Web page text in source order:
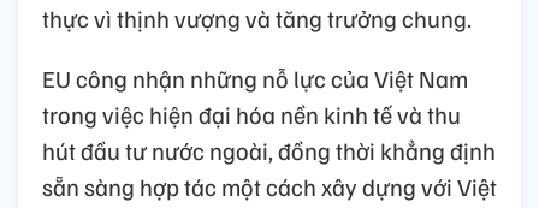
thực vì thịnh vượng và tăng trưởng chung.
EU công nhận những nỗ lực của Việt Nam
trong việc hiện đại hóa nền kinh tế và thu
hút đầu tư nước ngoài, đồng thời khẳng định
sẵn sàng hợp tác một cách xây dựng với Việt